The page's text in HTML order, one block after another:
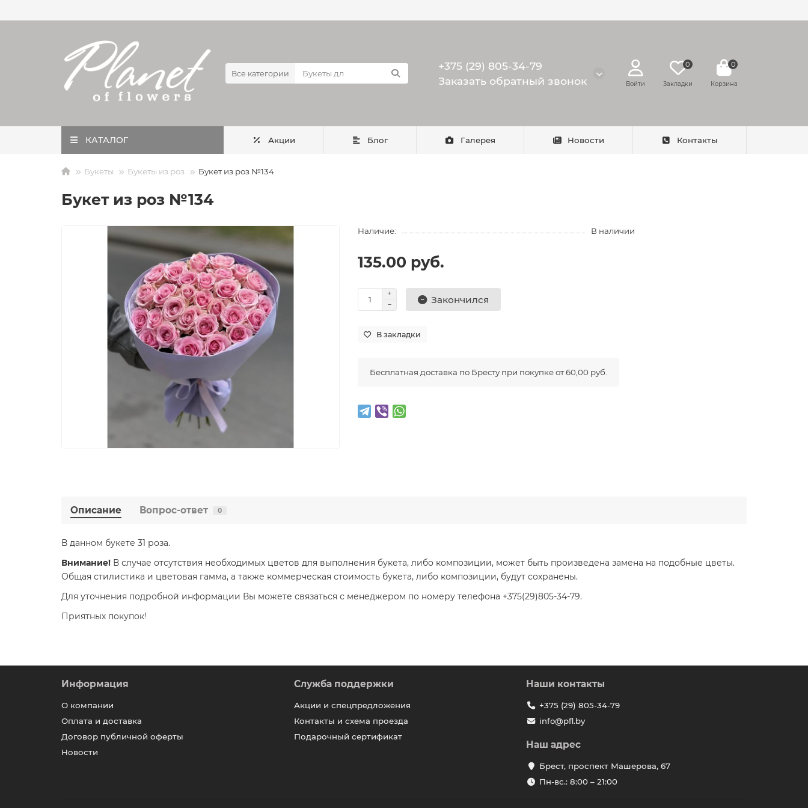
Все категории
+375 (29) 805-34-79
Заказать обратный звонок
Войти
0
Закладки
0
Корзина
КАТАЛОГ Акции Блог Галерея Новости Контакты
Букеты Букеты из роз Букет из роз №134
Букет из роз №134
Наличие: В наличии
135.00 руб.
Закончился
В закладки
Бесплатная доставка по Бресту при покупке от 60,00 руб.
Описание Вопрос-ответ 0
В данном букете 31 роза.
Внимание! В случае отсутствия необходимых цветов для выполнения букета, либо композиции, может быть произведена замена на подобные цветы.
Общая стилистика и цветовая гамма, а также коммерческая стоимость букета, либо композиции, будут сохранены.
Для уточнения подробной информации Вы можете связаться с менеджером по номеру телефона +375(29)805-34-79.
Приятных покупок!
Информация
О компании
Оплата и доставка
Договор публичной оферты
Новости
Служба поддержки
Акции и спецпредложения
Контакты и схема проезда
Подарочный сертификат
Наши контакты
+375 (29) 805-34-79
info@pfl.by
Наш адрес
Брест, проспект Машерова, 67
Пн-вс.: 8:00 – 21:00